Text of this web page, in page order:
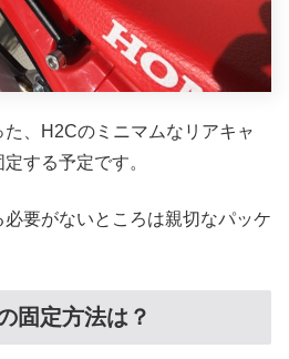
、H2Cのミニマムなリアキャ
する予定です。
要がないところは親切なパッケ
固定方法は？